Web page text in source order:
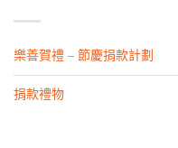
樂善賀禮 – 節慶捐款計劃
捐款禮物